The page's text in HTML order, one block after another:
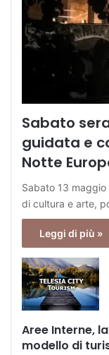
Sabato
guidata e
Notte
Sabato 13
di cultura e arte,
Leggi di più »
Aree Interne,
modello di